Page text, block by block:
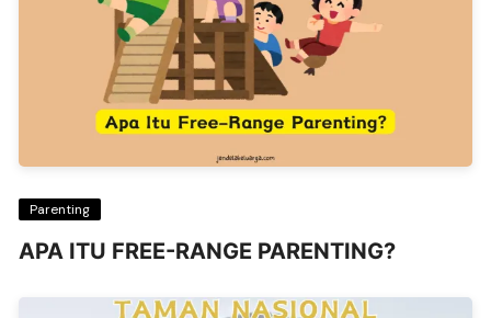
Parenting
APA ITU FREE-RANGE PARENTING?